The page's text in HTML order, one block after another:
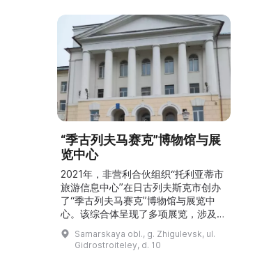
“季古列夫马赛克”博物馆与展
览中心
2021年，非营利合伙组织“托利亚蒂市
旅游信息中心”在日古列夫斯克市创办
了“季古列夫马赛克”博物馆与展览中
心。该综合体呈现了多项展览，涉及考
古学（“伏尔加保加利亚”）、手工艺
（“匠人之城”）、精密科学（“尼古拉·
特斯拉的发现”）、工业（“日古列夫斯
Samarskaya obl., g. Zhigulevsk, ul.
Gidrostroiteley, d. 10